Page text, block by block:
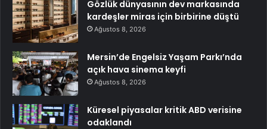
Gözlük dünyasının dev markasında
kardeşler miras için birbirine düştü
Ağustos 8, 2026
Mersin’de Engelsiz Yaşam Parkı’nda
açık hava sinema keyfi
Ağustos 8, 2026
Küresel piyasalar kritik ABD verisine
odaklandı